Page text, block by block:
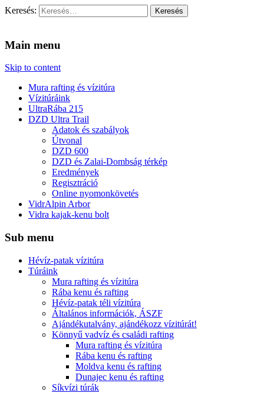
Keresés:
Main menu
Skip to content
Mura rafting és vízitúra
Vízitúráink
UltraRába 215
DZD Ultra Trail
Adatok és szabályok
Útvonal
DZD 600
DZD és Zalai-Dombság térkép
Eredmények
Regisztráció
Online nyomonkövetés
VidrAlpin Arbor
Vidra kajak-kenu bolt
Sub menu
Hévíz-patak vízitúra
Túráink
Mura rafting és vízitúra
Rába kenu és rafting
Hévíz-patak téli vízitúra
Általános információk, ÁSZF
Ajándékutalvány, ajándékozz vízitúrát!
Könnyű vadvíz és családi rafting
Mura rafting és vízitúra
Rába kenu és rafting
Moldva kenu és rafting
Dunajec kenu és rafting
Síkvízi túrák